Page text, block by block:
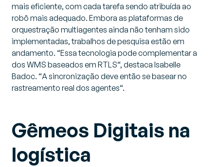
mais eficiente, com cada tarefa sendo atribuída ao
robô mais adequado. Embora as plataformas de
orquestração multiagentes ainda não tenham sido
implementadas, trabalhos de pesquisa estão em
andamento. “Essa tecnologia pode complementar a
dos WMS baseados em RTLS“, destaca Isabelle
Badoc. “A sincronização deve então se basear no
rastreamento real dos agentes“.
Gêmeos Digitais na
logística